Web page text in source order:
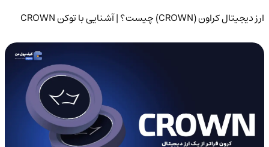
ارز دیجیتال کراون (CROWN) چیست؟ | آشنایی با توکن CROWN